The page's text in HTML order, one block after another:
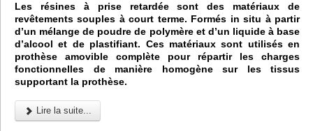
Les résines à prise retardée sont des matériaux de
revêtements souples à court terme. Formés in situ à partir
d’un mélange de poudre de polymère et d’un liquide à base
d’alcool et de plastifiant. Ces matériaux sont utilisés en
prothèse amovible complète pour répartir les charges
fonctionnelles de manière homogène sur les tissus
supportant la prothèse.
Lire la suite...